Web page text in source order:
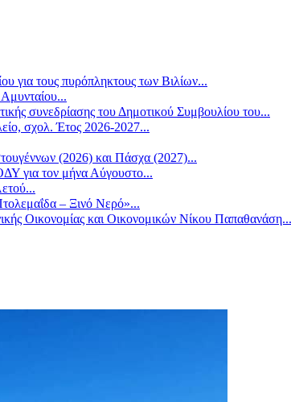
για τους πυρόπληκτους των Βιλίων...
συνεδρίασης του Δημοτικού Συμβουλίου του...
σχολ. Έτος 2026-2027...
(2026) και Πάσχα (2027)...
για τον μήνα Αύγουστο...
– Ξινό Νερό»...
Οικονομίας και Οικονομικών Νίκου Παπαθανάση...